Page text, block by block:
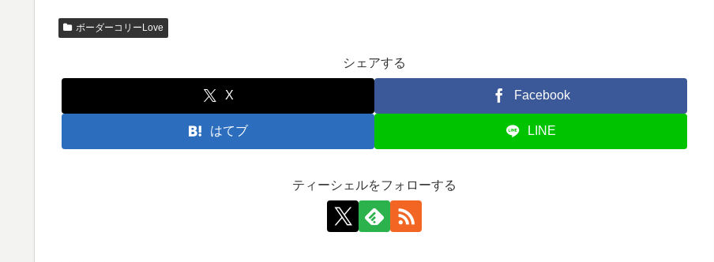
ボーダーコリーLove
シェアする
X Facebook
はてブ LINE
ティーシェルをフォローする